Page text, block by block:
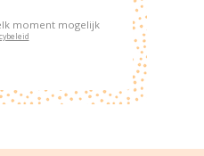
moment mogelijk